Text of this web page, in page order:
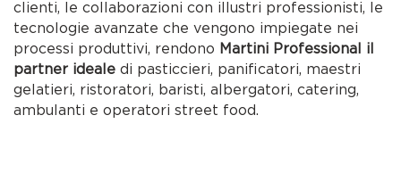
clienti, le collaborazioni con illustri professionisti, le
tecnologie avanzate che vengono impiegate nei
processi produttivi, rendono Martini Professional il
partner ideale di pasticcieri, panificatori, maestri
gelatieri, ristoratori, baristi, albergatori, catering,
ambulanti e operatori street food.